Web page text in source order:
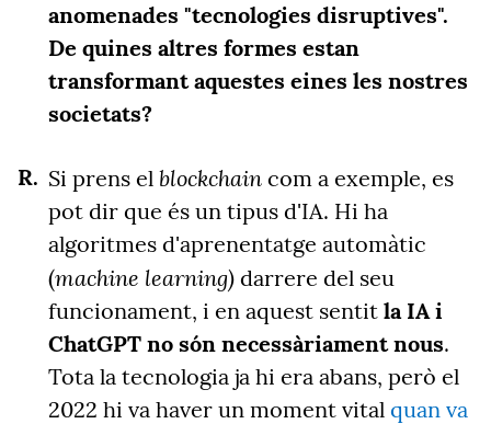
anomenades "tecnologies disruptives".
De quines altres formes estan
transformant aquestes eines les nostres
societats?
Si prens el blockchain com a exemple, es
pot dir que és un tipus d'IA. Hi ha
algoritmes d'aprenentatge automàtic
(machine learning) darrere del seu
funcionament, i en aquest sentit la IA i
ChatGPT no són necessàriament nous.
Tota la tecnologia ja hi era abans, però el
2022 hi va haver un moment vital quan va